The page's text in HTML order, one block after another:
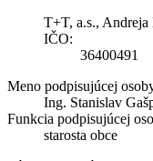
T+T, a.s.,
IČO:
36400491
Meno podpisujúcej
Ing. Stanislav
Funkcia podpisujúcej
starosta obce